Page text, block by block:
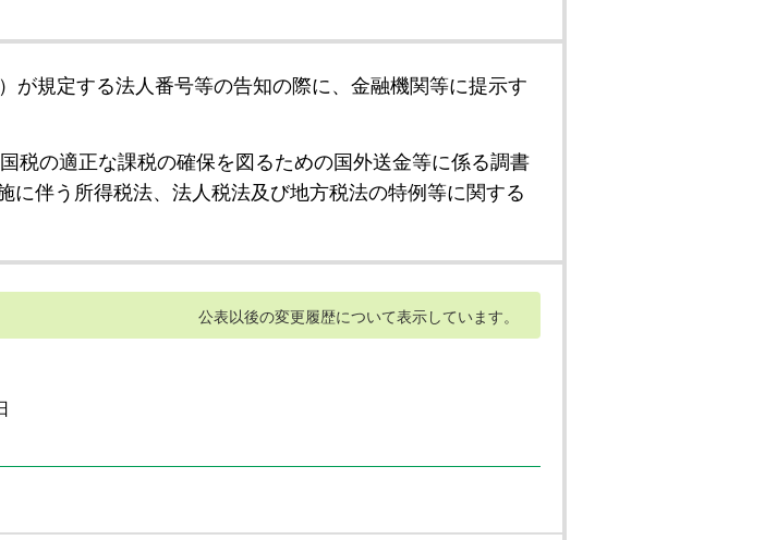
が規定する法人番号等の告知の際に、金融機関等に提示す
税の適正な課税の確保を図るための国外送金等に係る調書
に伴う所得税法、法人税法及び地方税法の特例等に関する
公表以後の変更履歴について表示しています。